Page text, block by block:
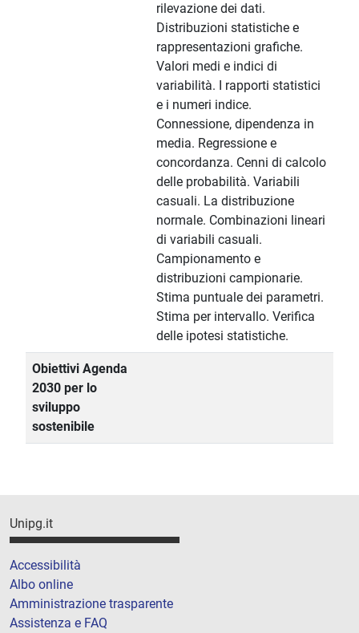
rilevazione dei dati.
Distribuzioni statistiche e
rappresentazioni grafiche.
Valori medi e indici di
variabilità. I rapporti statistici
e i numeri indice.
Connessione, dipendenza in
media. Regressione e
concordanza. Cenni di calcolo
delle probabilità. Variabili
casuali. La distribuzione
normale. Combinazioni lineari
di variabili casuali.
Campionamento e
distribuzioni campionarie.
Stima puntuale dei parametri.
Stima per intervallo. Verifica
delle ipotesi statistiche.
Obiettivi Agenda
2030 per lo
sviluppo
sostenibile
Unipg.it
Accessibilità
Albo online
Amministrazione trasparente
Assistenza e FAQ